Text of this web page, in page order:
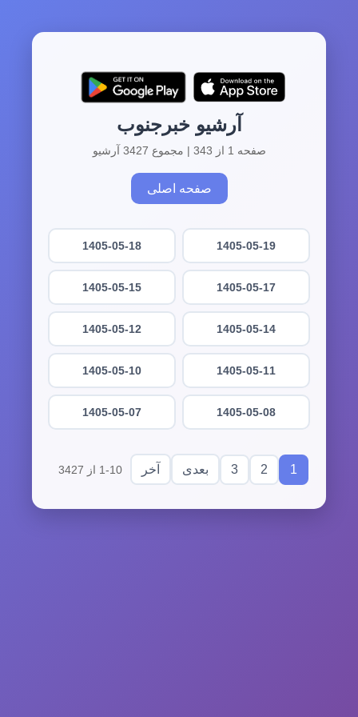
آرشیو خبرجنوب
صفحه 1 از 343 | مجموع 3427 آرشیو
صفحه اصلی
1405-05-19
1405-05-18
1405-05-17
1405-05-15
1405-05-14
1405-05-12
1405-05-11
1405-05-10
1405-05-08
1405-05-07
1
2
3 بعدی آخر 1-10 از 3427